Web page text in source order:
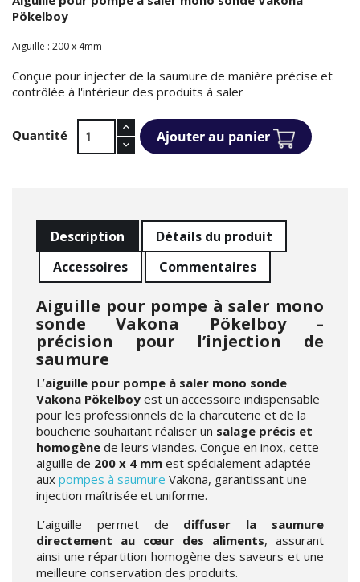
Pökelboy
Aiguille : 200 x 4mm
Conçue pour injecter de la saumure de manière précise et
contrôlée à l'intérieur des produits à saler
Quantité Ajouter au panier
Description
Détails du produit
Accessoires
Commentaires
Aiguille pour pompe à saler mono
sonde Vakona Pökelboy –
précision pour l’injection de
saumure
L’aiguille pour pompe à saler mono sonde
Vakona Pökelboy est un accessoire indispensable
pour les professionnels de la charcuterie et de la
boucherie souhaitant réaliser un salage précis et
homogène de leurs viandes. Conçue en inox, cette
aiguille de 200 x 4 mm est spécialement adaptée
aux pompes à saumure Vakona, garantissant une
injection maîtrisée et uniforme.
L’aiguille permet de diffuser la saumure
directement au cœur des aliments, assurant
ainsi une répartition homogène des saveurs et une
meilleure conservation des produits.